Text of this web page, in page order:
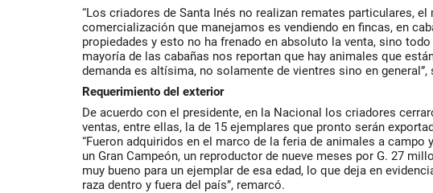
“Los criadores de Santa Inés no realizan remates particulares, el
comercialización que manejamos es vendiendo en fincas, en
propiedades y esto no ha frenado en absoluto la venta, sino
mayoría de las cabañas nos reportan que hay animales que
demanda es altísima, no solamente de vientres sino en general”,
Requerimiento del exterior
De acuerdo con el presidente, en la Nacional los criadores
ventas, entre ellas, la de 15 ejemplares que pronto serán
“Fueron adquiridos en el marco de la feria de animales a campo
un Gran Campeón, un reproductor de nueve meses por G. 27
muy bueno para un ejemplar de esa edad, lo que deja en
raza dentro y fuera del país”, remarcó.